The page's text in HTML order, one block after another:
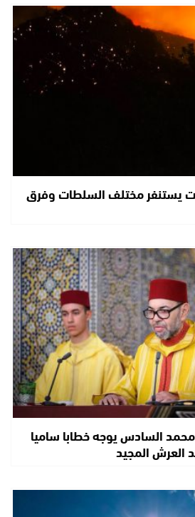
يستنفر مختلف السلطات وفرق
السادس يوجه خطابا ساميا
العرش المجيد